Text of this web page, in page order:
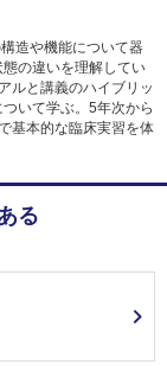
造や機能について器
の違いを理解してい
ルと講義のハイブリッ
いて学ぶ。5年次から
基本的な臨床実習を体
る